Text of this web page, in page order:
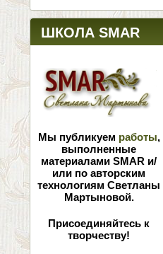
ШКОЛА SMAR
Мы публикуем работы,
выполненные
материалами SMAR и/
или по авторским
технологиям Светланы
Мартыновой.
Присоединяйтесь к
творчеству!